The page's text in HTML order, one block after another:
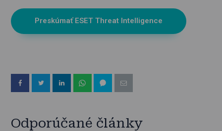
Preskúmať ESET Threat Intelligence
Odporúčané články